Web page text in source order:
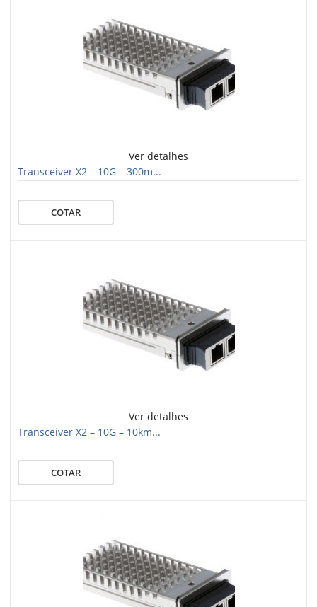
Ver detalhes
Transceiver X2 – 10G – 300m...
COTAR
Ver detalhes
Transceiver X2 – 10G – 10km...
COTAR